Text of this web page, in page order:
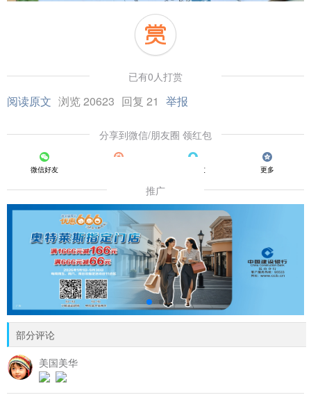
已有0人打赏
阅读原文 浏览 20623 回复 21 举报
分享到微信/朋友圈 领红包
微信好友 QQ好友 更多
推广
部分评论
美国美华